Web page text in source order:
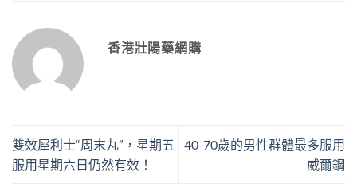
香港壯陽藥網購
雙效犀利士“周末丸”，星期五
服用星期六日仍然有效！
40-70歲的男性群體最多服用
威爾鋼